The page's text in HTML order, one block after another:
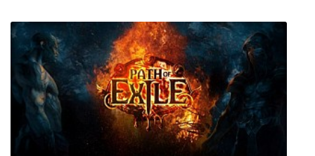
Stranger Things 3 The Game